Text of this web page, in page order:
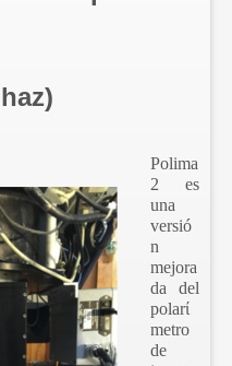
Polima
2 es
una
versió
n
mejora
da del
polarί
metro
de